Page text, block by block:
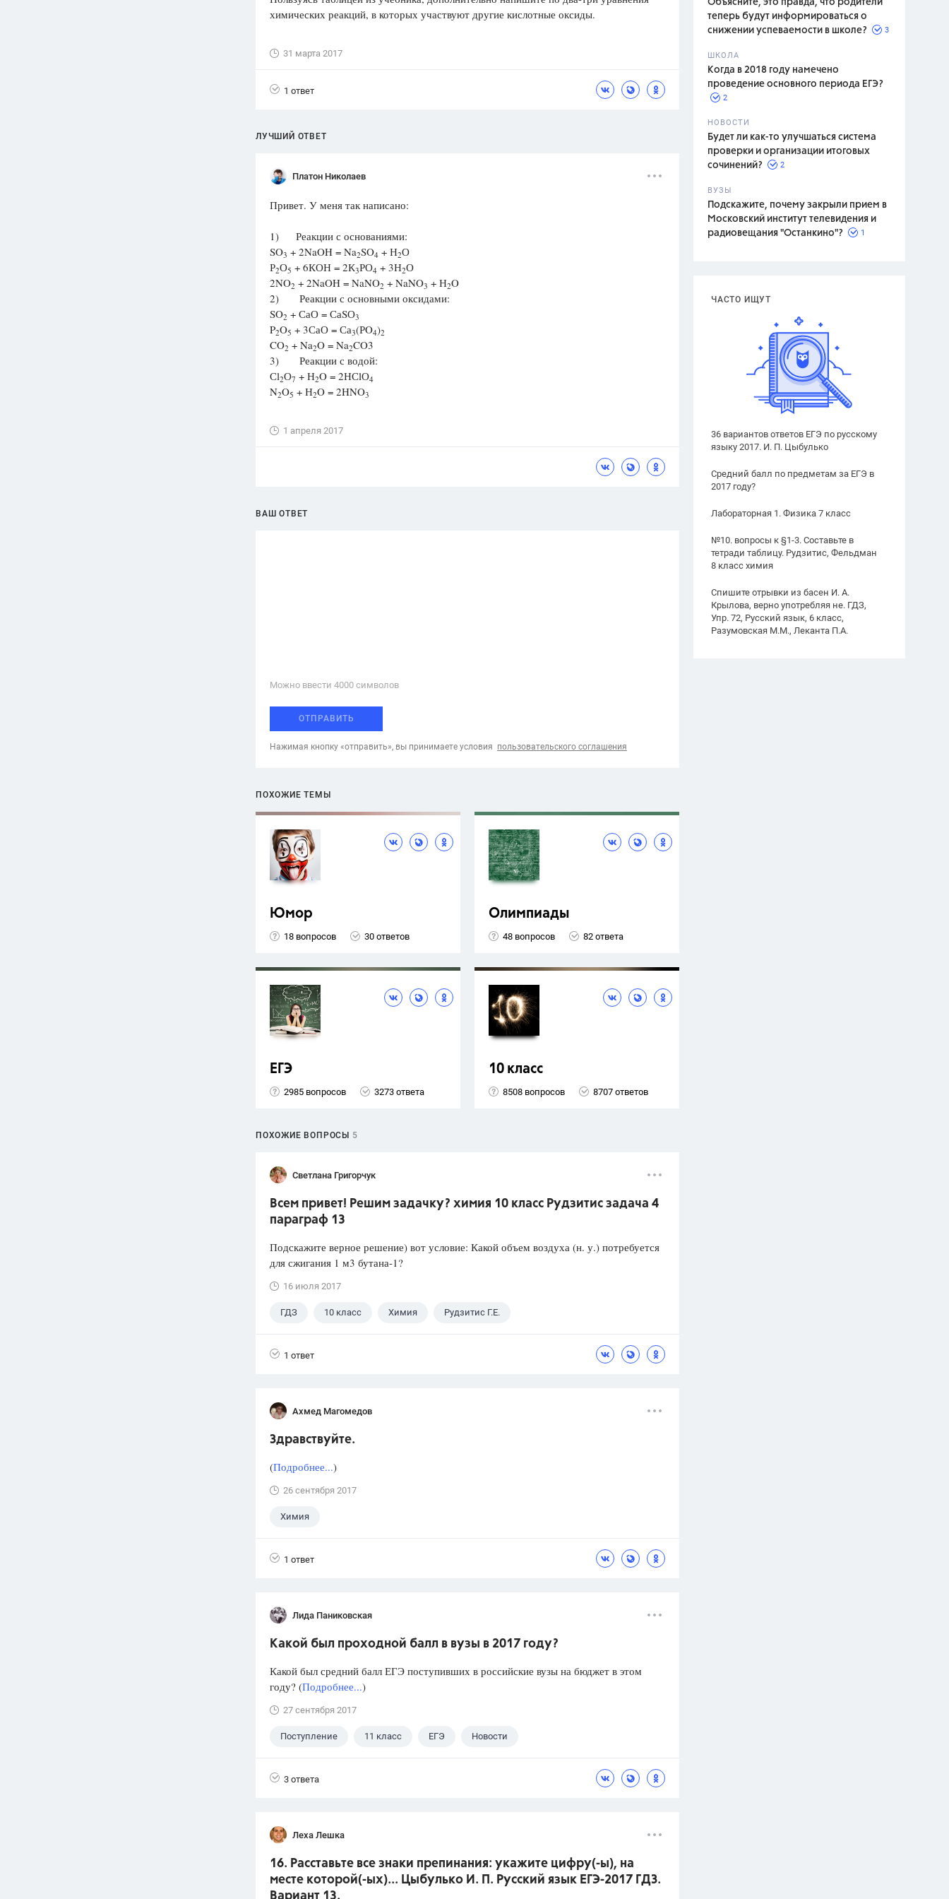
ГИА
Цветков Л. А.
Объясните, это правда, что родители
теперь будут информироваться о
снижении успеваемости в школе?
3
ШКОЛА
Когда в 2018 году намечено
проведение основного периода ЕГЭ?
2
НОВОСТИ
Будет ли как-то улучшаться система
проверки и организации итоговых
сочинений?
2
ВУЗЫ
Подскажите, почему закрыли прием в
Московский институт телевидения и
радиовещания "Останкино"?
1
ЧАСТО ИЩУТ
36 вариантов ответов ЕГЭ по русскому
языку 2017. И. П. Цыбулько
Средний балл по предметам за ЕГЭ в
2017 году?
Лабораторная 1. Физика 7 класс
№10. вопросы к §1-3. Составьте в
тетради таблицу. Рудзитис, Фельдман
8 класс химия
Спишите отрывки из басен И. А.
Крылова, верно употребляя не. ГДЗ,
Упр. 72, Русский язык, 6 класс,
Разумовская М.М., Леканта П.А.
химических реакций, в которых участвуют другие кислотные оксиды.
31 марта 2017
1 ответ
ЛУЧШИЙ ОТВЕТ
Платон Николаев
Привет. У меня так написано:
1) Реакции с основаниями:
SO3 + 2NaOH = Na2SO4 + Н2О
Р2О5 + 6КОН = 2К3РО4 + 3Н2О
2NO2 + 2NaOH = NaNO2 + NaNO3 + Н2O
2) Реакции с основными оксидами:
SO2 + СаО = СаSО3
P2O5 + 3СаО = Са3(РO4)2
CO2 + Na2O = Na2CO3
3) Реакции с водой:
Сl2О7 + Н2O = 2НСlО4
N2O5 + Н2O = 2HNO3
1 апреля 2017
ВАШ ОТВЕТ
Можно ввести 4000 cимволов
ОТПРАВИТЬ
Нажимая кнопку «отправить», вы принимаете условия пользовательского соглашения
ПОХОЖИЕ ТЕМЫ
Юмор
18 вопросов 30 ответов
Олимпиады
48 вопросов 82 ответа
ЕГЭ
2985 вопросов 3273 ответа
10 класс
8508 вопросов 8707 ответов
ПОХОЖИЕ ВОПРОСЫ 5
Светлана Григорчук
Всем привет! Решим задачку? химия 10 класс Рудзитис задача 4
параграф 13
Подскажите верное решение) вот условие: Какой объем воздуха (н. у.) потребуется
для сжигания 1 м3 бутана-1?
16 июля 2017
ГДЗ 10 класс Химия Рудзитис Г.Е.
1 ответ
Ахмед Магомедов
Здравствуйте.
(Подробнее...)
26 сентября 2017
Химия
1 ответ
Лида Паниковская
Какой был проходной балл в вузы в 2017 году?
Какой был средний балл ЕГЭ поступивших в российские вузы на бюджет в этом
году? (Подробнее...)
27 сентября 2017
Поступление 11 класс ЕГЭ Новости
3 ответа
Леха Лешка
16. Расставьте все знаки препинания: укажите цифру(-ы), на
месте которой(-ых)... Цыбулько И. П. Русский язык ЕГЭ-2017 ГДЗ.
Вариант 13.